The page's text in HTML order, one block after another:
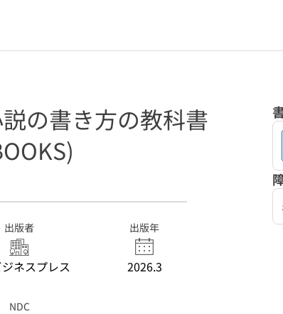
の書き方の教科書
出版者
ネスプレス
出版年
2026.3
NDC